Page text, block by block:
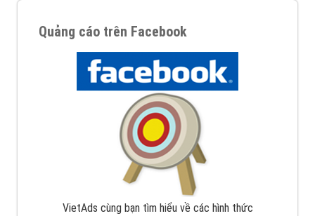
Quảng cáo trên Facebook
VietAds cùng bạn tìm hiểu về các hình thức